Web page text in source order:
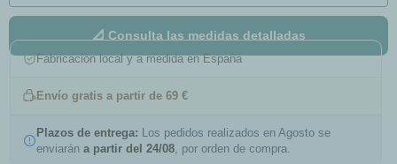
📐 Consulta las medidas detalladas
Fabricación local y a medida en España
Envío gratis a partir de 69 €
Plazos de entrega: Los pedidos realizados en Agosto se
enviarán a partir del 24/08 , por orden de compra.